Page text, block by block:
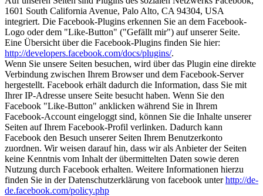
1601 South California Avenue, Palo Alto, CA 94304, USA
integriert. Die Facebook-Plugins erkennen Sie an dem Facebook-
Logo oder dem "Like-Button" ("Gefällt mir") auf unserer Seite.
Eine Übersicht über die Facebook-Plugins finden Sie hier:
http://developers.facebook.com/docs/plugins/.
Wenn Sie unsere Seiten besuchen, wird über das Plugin eine direkte
Verbindung zwischen Ihrem Browser und dem Facebook-Server
hergestellt. Facebook erhält dadurch die Information, dass Sie mit
Ihrer IP-Adresse unsere Seite besucht haben. Wenn Sie den
Facebook "Like-Button" anklicken während Sie in Ihrem
Facebook-Account eingeloggt sind, können Sie die Inhalte unserer
Seiten auf Ihrem Facebook-Profil verlinken. Dadurch kann
Facebook den Besuch unserer Seiten Ihrem Benutzerkonto
zuordnen. Wir weisen darauf hin, dass wir als Anbieter der Seiten
keine Kenntnis vom Inhalt der übermittelten Daten sowie deren
Nutzung durch Facebook erhalten. Weitere Informationen hierzu
finden Sie in der Datenschutzerklärung von facebook unterhttp://de-
de.facebook.com/policy.php